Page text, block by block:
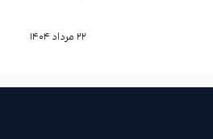
۲۲ مرداد ۱۴۰۴